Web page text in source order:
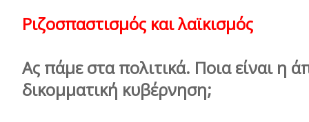
Ριζοσπαστισμός και λαϊκισμός
Ας πάμε στα πολιτικά. Ποια είναι η
δικομματική κυβέρνηση;